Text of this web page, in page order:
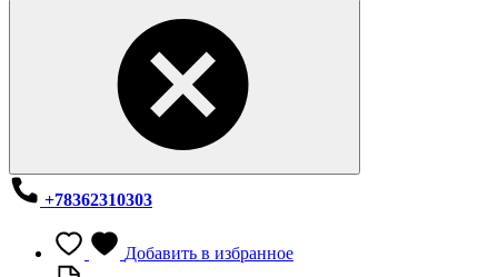
+78362310303
Добавить в избранное